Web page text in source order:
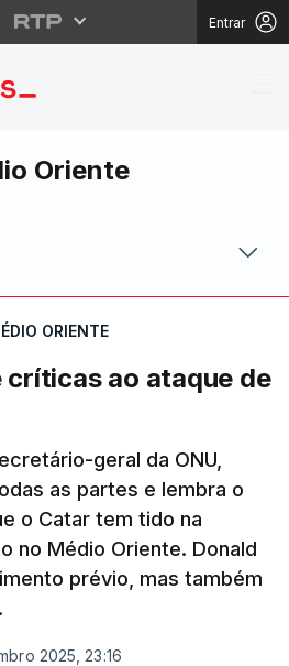
Entrar
se
Oriente
ORIENTE
ao ataque de
geral da ONU,
as partes e lembra o
o Catar tem tido na
no Médio Oriente. Donald
prévio, mas também
2025, 23:16